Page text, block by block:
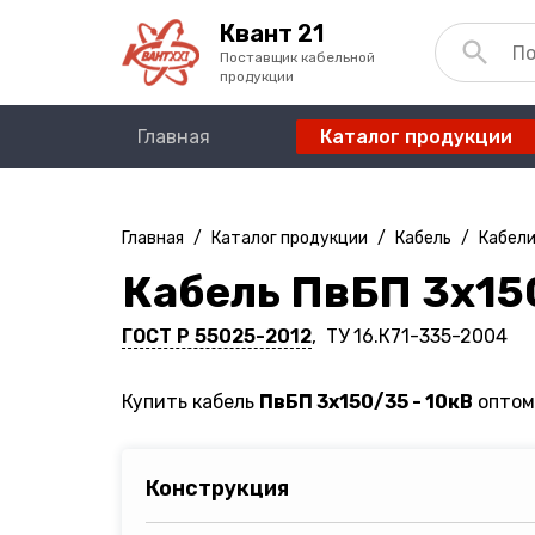
Квант 21
Поставщик кабельной
продукции
Главная Каталог продукции
Главная / Каталог продукции / Кабель /
Кабель ПвБП
ГОСТ Р 55025-2012, ТУ 16.К71-335-2004
Купить кабель ПвБП 3х150/35 - 10кВ
Конструкция